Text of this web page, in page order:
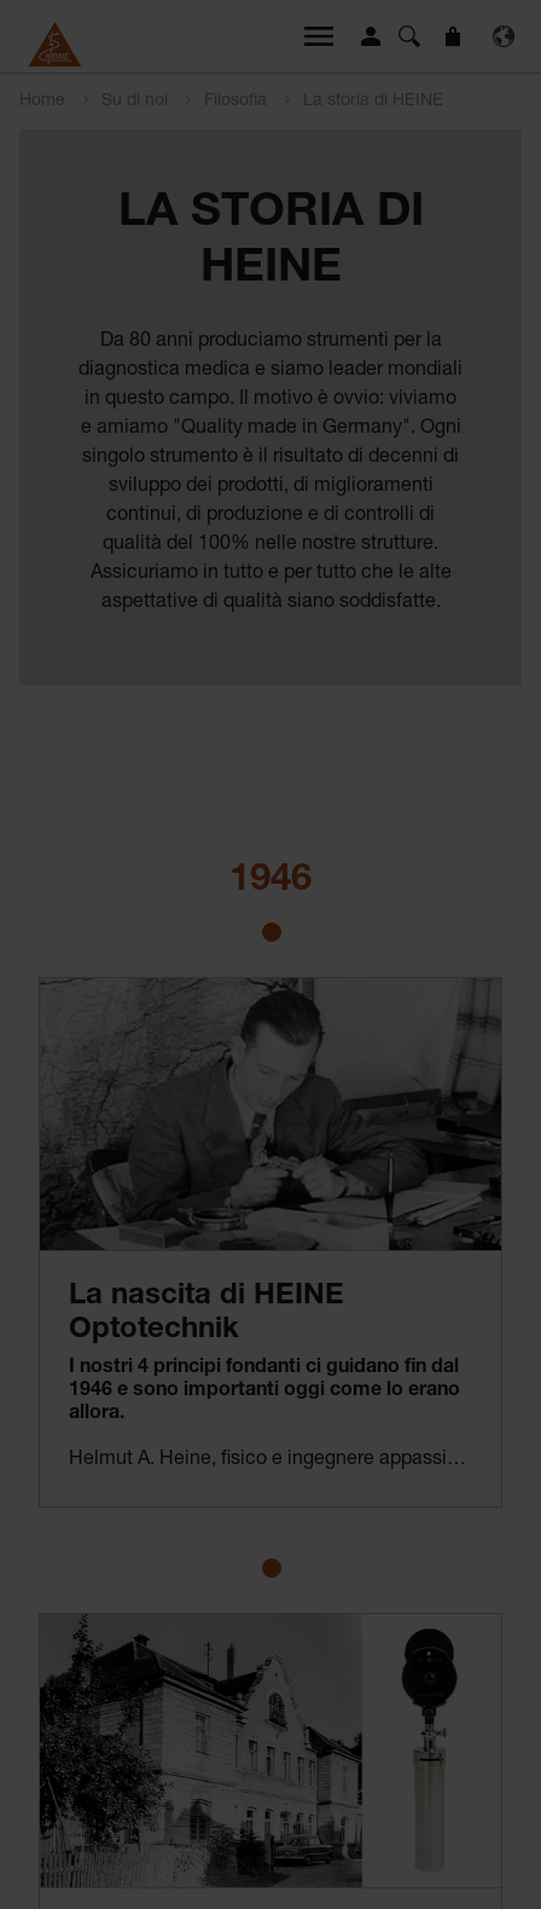
Home Su di noi Filosofia La storia di HEINE
LA STORIA DI
HEINE
Da 80 anni produciamo strumenti per la
diagnostica medica e siamo leader mondiali
in questo campo. Il motivo è ovvio: viviamo
e amiamo "Quality made in Germany". Ogni
singolo strumento è il risultato di decenni di
sviluppo dei prodotti, di miglioramenti
continui, di produzione e di controlli di
qualità del 100% nelle nostre strutture.
Assicuriamo in tutto e per tutto che le alte
aspettative di qualità siano soddisfatte.
1946
La nascita di HEINE
Optotechnik
I nostri 4 principi fondanti ci guidano fin dal
1946 e sono importanti oggi come lo erano
allora.
Helmut A. Heine, fisico e ingegnere appassionato, ha fondato HEINE 80 anni fa. I suoi quattro principi fondanti guidano il team HEINE ancora oggi:
Quarto: rimanere indipendenti per essere sempre in grado di prendere le decisioni giuste a lungo termine per il bene dei pazienti, dei clienti finali e dei dipendenti.